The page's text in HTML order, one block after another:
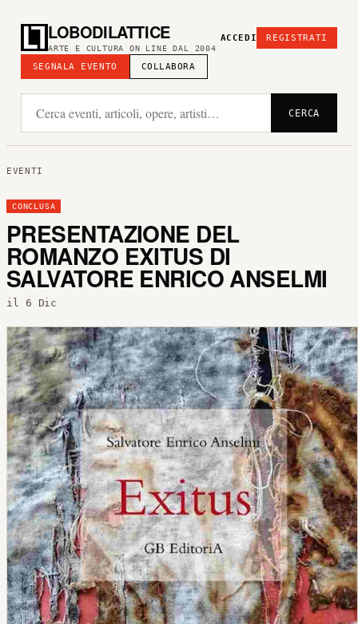
LOBODILATTICE
ARTE E CULTURA ON LINE DAL 2004
SEGNALA EVENTO COLLABORA
ACCEDI REGISTRATI
CERCA
EVENTI
CONCLUSA
PRESENTAZIONE DEL
ROMANZO EXITUS DI
SALVATORE ENRICO ANSELMI
il 6 Dic